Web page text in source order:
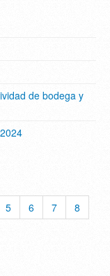
de bodega y
5 6 7
8